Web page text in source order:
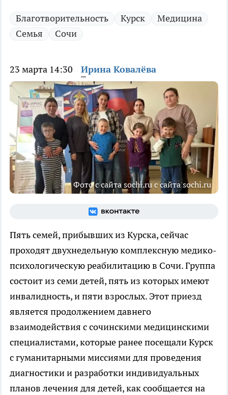
Благотворительность Курск
Медицина
Семья
Сочи
23 марта 14:30 Ирина Ковалёва
Фото с сайта sochi.ru с сайта sochi.ru
Пять семей, прибывших из Курска, сейчас
проходят двухнедельную комплексную медико-
психологическую реабилитацию в Сочи. Группа
состоит из семи детей, пять из которых имеют
инвалидность, и пяти взрослых. Этот приезд
является продолжением давнего
взаимодействия с сочинскими медицинскими
специалистами, которые ранее посещали Курск
с гуманитарными миссиями для проведения
диагностики и разработки индивидуальных
планов лечения для детей, как сообщается на